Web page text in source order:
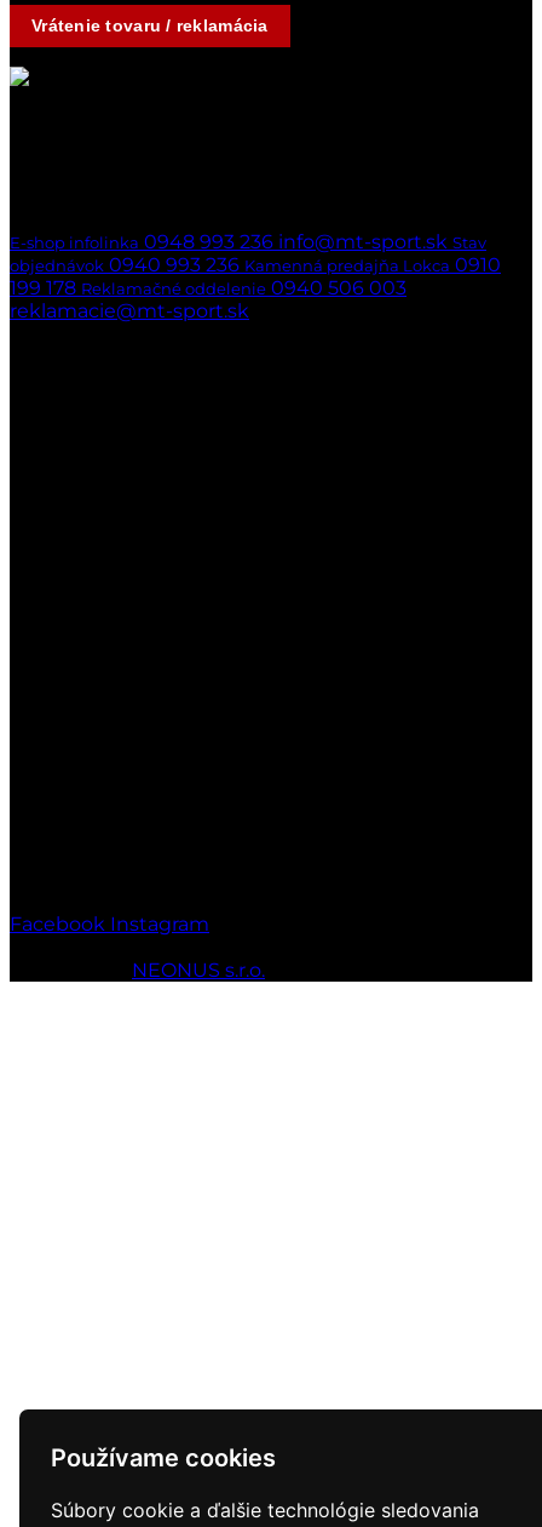
Používame cookies
Súbory cookie a ďalšie technológie sledovania
Vrátenie tovaru / reklamácia
E-shop infolinka 0948 993 236 info@mt-sport.sk Stav
objednávok 0940 993 236 Kamenná predajňa Lokca 0910
199 178 Reklamačné oddelenie 0940 506 003
reklamacie@mt-sport.sk
Facebook Instagram
NEONUS s.r.o.